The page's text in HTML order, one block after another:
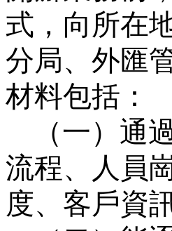
式，向所在
分局、外匯
材料包括：
（一）通
流程、人員
度、客戶資